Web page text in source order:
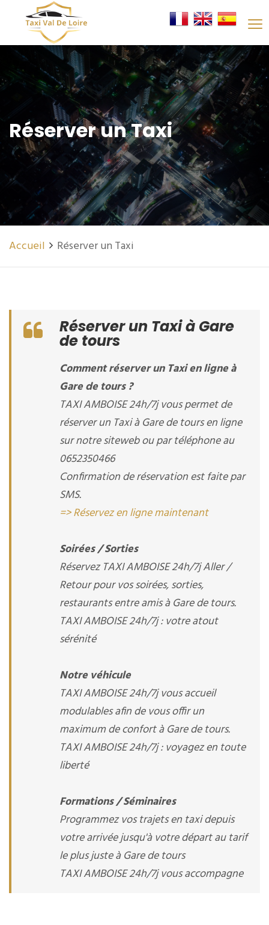
Réserver un Taxi
Accueil Réserver un Taxi
Réserver un Taxi à Gare
de tours
Comment réserver un Taxi en ligne à
Gare de tours ?
TAXI AMBOISE 24h/7j vous permet de
réserver un Taxi à Gare de tours en ligne
sur notre siteweb ou par téléphone au
0652350466
Confirmation de réservation est faite par
SMS.
=> Réservez en ligne maintenant
Soirées / Sorties
Réservez TAXI AMBOISE 24h/7j Aller /
Retour pour vos soirées, sorties,
restaurants entre amis à Gare de tours.
TAXI AMBOISE 24h/7j : votre atout
sérénité
Notre véhicule
TAXI AMBOISE 24h/7j vous accueil
modulables afin de vous offir un
maximum de confort à Gare de tours.
TAXI AMBOISE 24h/7j : voyagez en toute
liberté
Formations / Séminaires
Programmez vos trajets en taxi depuis
votre arrivée jusqu'à votre départ au tarif
le plus juste à Gare de tours
TAXI AMBOISE 24h/7j vous accompagne